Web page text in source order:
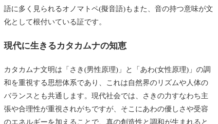
語に多く見られるオノマトペ(擬音語)もまた、音の持つ意味が文
化として根付いている証です。
現代に生きるカタカムナの知恵
カタカムナ文明は「さき(男性原理)」と「あわ(女性原理)」の調
和を重視する思想体系であり、これは自然界のリズムや人体の
バランスとも共通します。現代社会では、さきの力すなわち主
張や合理性が重視されがちですが、そこにあわの優しさや受容
のエネルギーを加えることで、真の創造性と調和が生まれると